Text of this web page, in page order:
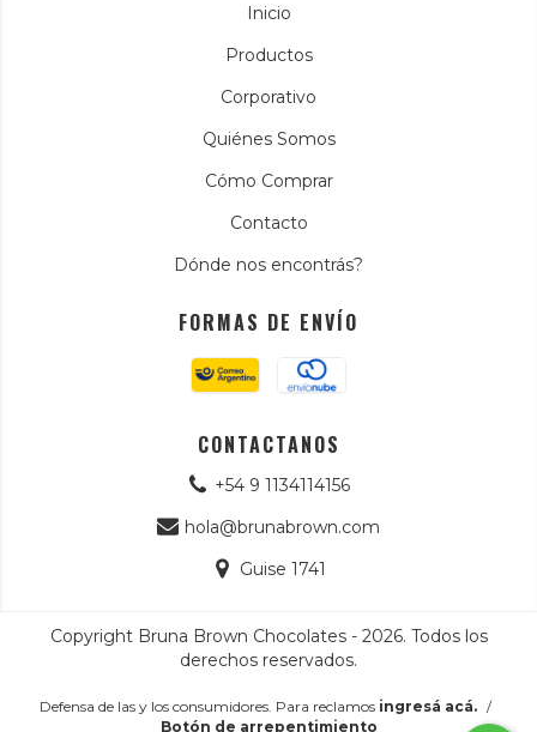
Inicio
Productos
Corporativo
Quiénes Somos
Cómo Comprar
Contacto
Dónde nos encontrás?
FORMAS DE ENVÍO
CONTACTANOS
+54 9 1134114156
hola@brunabrown.com
Guise 1741
Copyright Bruna Brown Chocolates - 2026. Todos los
derechos reservados.
Defensa de las y los consumidores. Para reclamos ingresá acá. /
Botón de arrepentimiento